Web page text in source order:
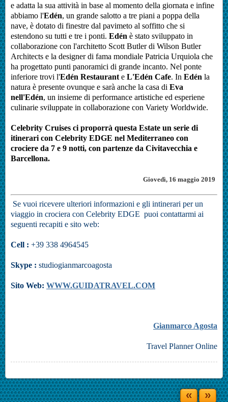
e adatta la sua attività in base al momento della giornata e infine
abbiamo l'Edén, un grande salotto a tre piani a poppa della
nave, è dotato di finestre dal pavimeto al soffitto che si
estendono su tutti e tre i ponti. Edén è stato sviluppato in
collaborazione con l'architetto Scott Butler di Wilson Butler
Architects e la designer di fama mondiale Patricia Urquiola che
ha progettato punti panoramici di grande incanto. Nel ponte
inferiore trovi l'Edén Restaurant e L'Edén Cafe. In Edén la
natura è presente ovunque e sarà anche la casa di Eva
nell'Edén, un insieme di performance artistiche ed esperiene
culinarie sviluppate in collaborazione con Variety Worldwide.
Celebrity Cruises ci proporrà questa Estate un serie di
itinerari con Celebrity EDGE nel Mediterraneo con
crociere da 7 e 9 notti, con partenze da Civitavecchia e
Barcellona.
Giovedì, 16 maggio 2019
Se vuoi ricevere ulteriori informazioni e gli intinerari per un
viaggio in crociera con Celebrity EDGE puoi contattarmi ai
seguenti recapiti e sito web:
Cell : +39 338 4964545
Skype : studiogianmarcoagosta
Sito Web: WWW.GUIDATRAVEL.COM
Gianmarco Agosta
Travel Planner Online
« »